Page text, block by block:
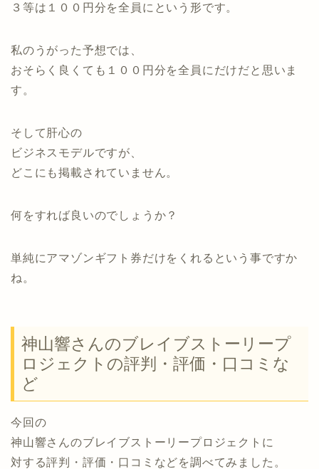
３等は１００円分を全員にという形です。
私のうがった予想では、
おそらく良くても１００円分を全員にだけだと思いま
す。
そして肝心の
ビジネスモデルですが、
どこにも掲載されていません。
何をすれば良いのでしょうか？
単純にアマゾンギフト券だけをくれるという事ですか
ね。
神山響さんのブレイブストーリープ
ロジェクトの評判・評価・口コミな
ど
今回の
神山響さんのブレイブストーリープロジェクトに
対する評判・評価・口コミなどを調べてみました。